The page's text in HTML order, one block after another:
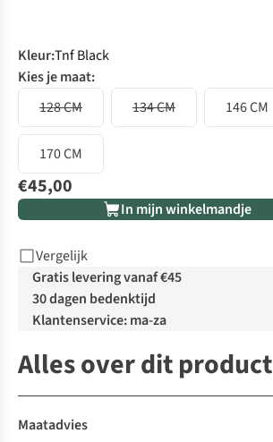
Kleur:Tnf Black
Kies je maat:
128 CM
134 CM 146 CM
170 CM
€45,00
In mijn winkelmandje
Vergelijk
Gratis levering vanaf €45
30 dagen bedenktijd
Klantenservice: ma-za
Alles over dit product
Maatadvies